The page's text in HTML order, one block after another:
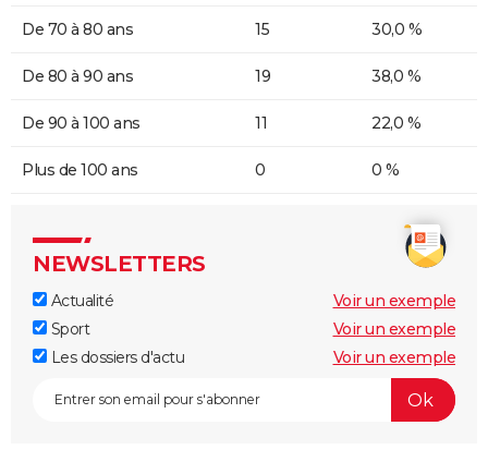
De 70 à 80 ans 15 30,0 %
De 80 à 90 ans 19 38,0 %
De 90 à 100 ans 11 22,0 %
Plus de 100 ans 0 0 %
NEWSLETTERS
Actualité
Voir un exemple
Sport
Voir un exemple
Les dossiers d'actu
Voir un exemple